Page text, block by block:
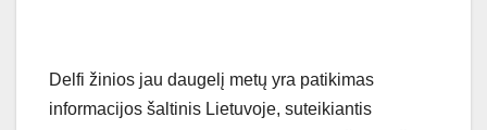
Delfi žinios jau daugelį metų yra patikimas
informacijos šaltinis Lietuvoje, suteikiantis